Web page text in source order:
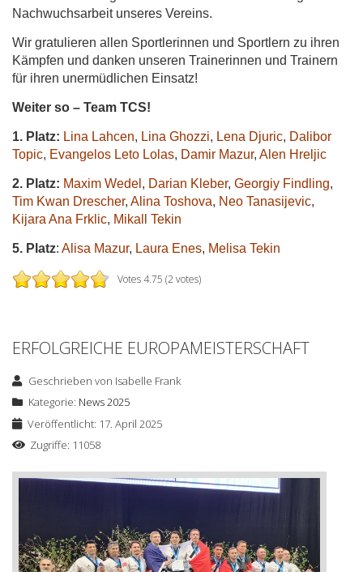
Nachwuchsarbeit unseres Vereins.
Wir gratulieren allen Sportlerinnen und Sportlern zu ihren
Kämpfen und danken unseren Trainerinnen und Trainern
für ihren unermüdlichen Einsatz!
Weiter so – Team TCS!
1. Platz: Lina Lahcen, Lina Ghozzi, Lena Djuric, Dalibor
Topic, Evangelos Leto Lolas, Damir Mazur, Alen Hreljic
2. Platz: Maxim Wedel , Darian Kleber, Georgiy Findling,
Tim Kwan Drescher, Alina Toshova, Neo Tanasijevic,
Kijara Ana Frklic, Mikall Tekin
5. Platz: Alisa Mazur, Laura Enes, Melisa Tekin
Votes 4.75 (2 votes)
ERFOLGREICHE EUROPAMEISTERSCHAFT
Geschrieben von Isabelle Frank
Kategorie: News 2025
Veröffentlicht: 17. April 2025
Zugriffe: 11058